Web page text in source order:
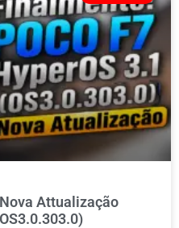
Attualização